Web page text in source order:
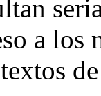
a los